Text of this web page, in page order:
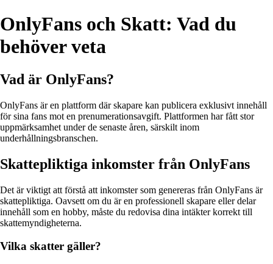
OnlyFans och Skatt: Vad du
behöver veta
Vad är OnlyFans?
OnlyFans är en plattform där skapare kan publicera exklusivt innehåll
för sina fans mot en prenumerationsavgift. Plattformen har fått stor
uppmärksamhet under de senaste åren, särskilt inom
underhållningsbranschen.
Skattepliktiga inkomster från OnlyFans
Det är viktigt att förstå att inkomster som genereras från OnlyFans är
skattepliktiga. Oavsett om du är en professionell skapare eller delar
innehåll som en hobby, måste du redovisa dina intäkter korrekt till
skattemyndigheterna.
Vilka skatter gäller?